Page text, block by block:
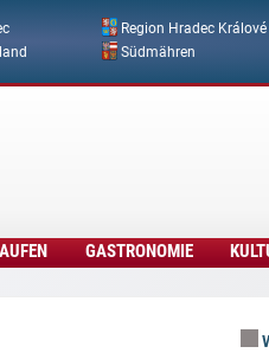
Region Hradec Králové
Südmähren
GASTRONOMIE